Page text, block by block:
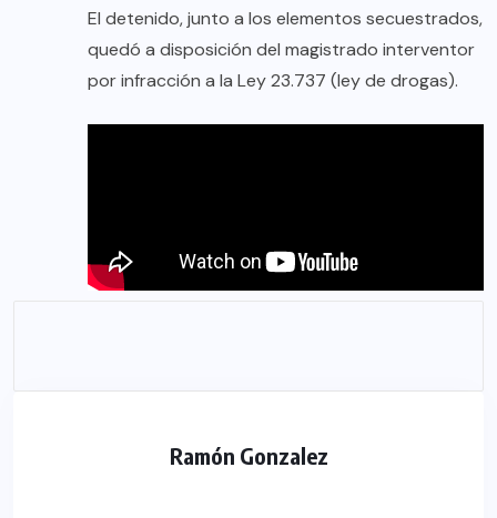
El detenido, junto a los elementos secuestrados,
quedó a disposición del magistrado interventor
por infracción a la Ley 23.737 (ley de drogas).
Ramón Gonzalez